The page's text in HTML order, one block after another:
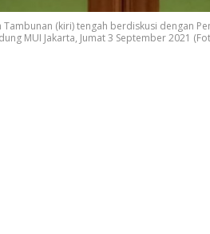
Tambunan (kiri) tengah berdiskusi dengan
MUI Jakarta, Jumat 3 September 2021